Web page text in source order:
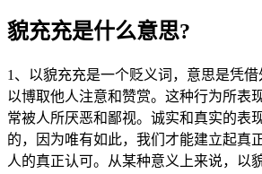
貌充充是什么意思?
1、以貌充充是一个贬义词，意思是凭
以博取他人注意和赞赏。这种行为所表
常被人所厌恶和鄙视。诚实和真实的表
的，因为唯有如此，我们才能建立起真
人的真正认可。从某种意义上来说，以